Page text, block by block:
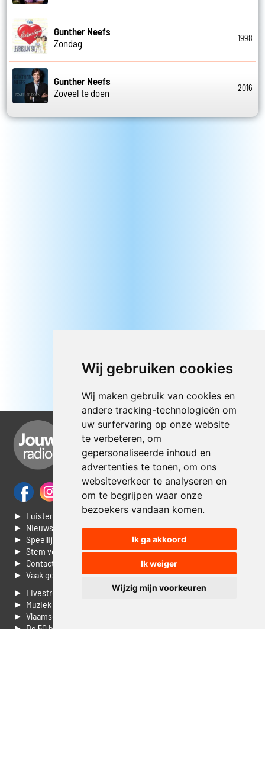
Wij gebruiken cookies
Wij maken gebruik van cookies en
andere tracking-technologieën om
uw surfervaring op onze website
te verbeteren, om
gepersonaliseerde inhoud en
advertenties te tonen, om ons
websiteverkeer te analyseren en
om te begrijpen waar onze
bezoekers vandaan komen.
Ik ga akkoord
Ik weiger
Wijzig mijn voorkeuren
Gunther Neefs
Zondag
1998
Gunther Neefs
Zoveel te doen
2016
► Luisteren naar Jouwradio
► Nieuws
► Speellijst
► Stem voor de Dag top 3
► Contacteer ons
► Vaak gestelde vragen
► Livestream informatie
► Muziek opzoeken
► Vlaamse 100 Aller tijden
► De 50 beste van...